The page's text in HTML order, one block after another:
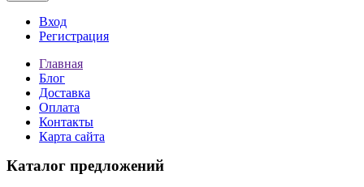
Вход
Регистрация
Главная
Блог
Доставка
Оплата
Контакты
Карта сайта
Каталог предложений